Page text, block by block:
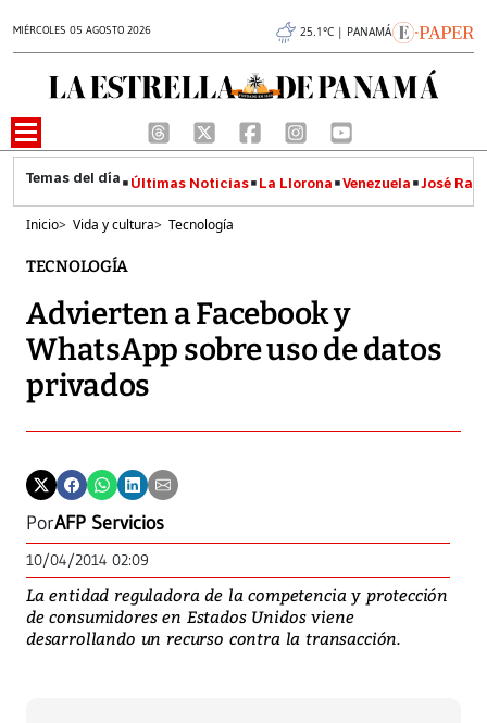
MIÉRCOLES 05 AGOSTO 2026 25.1°C | PANAMÁ
Últimas Noticias La Llorona Venezuela José
Inicio> Vida y cultura> Tecnología
TECNOLOGÍA
Advierten a Facebook y
WhatsApp sobre uso de datos
privados
PorAFP Servicios
10/04/2014 02:09
La entidad reguladora de la competencia y protección
de consumidores en Estados Unidos viene
desarrollando un recurso contra la transacción.